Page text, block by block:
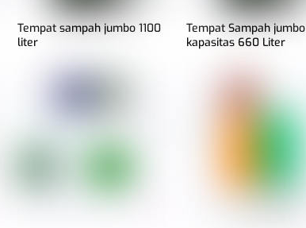
Tempat sampah jumbo 1100
liter
Tempat Sampah jumbo
kapasitas 660 Liter